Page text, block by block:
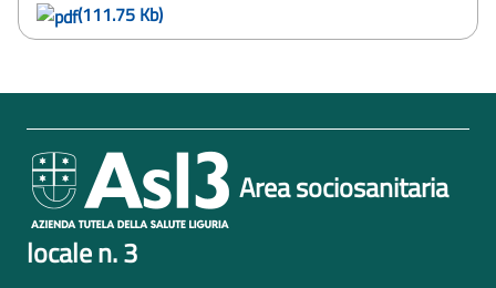
(111.75 Kb)
Area sociosanitaria
locale n. 3